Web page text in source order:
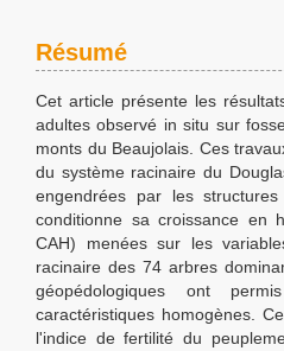
Résumé
Cet article présente les
adultes observé in situ sur
monts du Beaujolais. Ces
du système racinaire du
engendrées par les
conditionne sa croissance en
CAH) menées sur les
racinaire des 74 arbres
géopédologiques ont
caractéristiques homogènes.
l'indice de fertilité du